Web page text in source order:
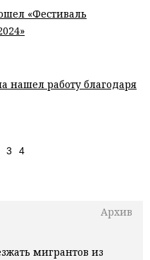
Архив
мигрантов из
«Фестиваль
нашел работу благодаря
3 4